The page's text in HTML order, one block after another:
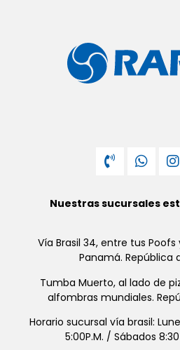
Nuestras sucursales
Vía Brasil 34, entre tus
Panamá. República
Tumba Muerto, al lado de
alfombras mundiales.
Horario sucursal vía brasil:
5:00P.M. / Sábados 8:30